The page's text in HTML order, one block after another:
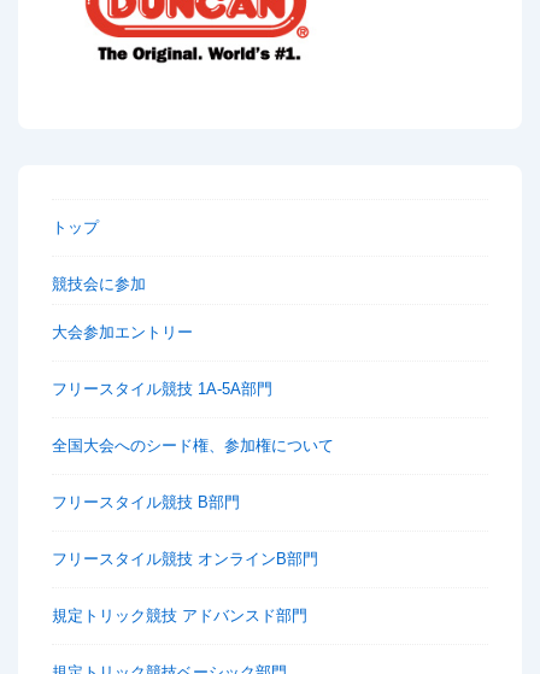
トップ
競技会に参加
大会参加エントリー
フリースタイル競技 1A-5A部門
全国大会へのシード権、参加権について
フリースタイル競技 B部門
フリースタイル競技 オンラインB部門
規定トリック競技 アドバンスド部門